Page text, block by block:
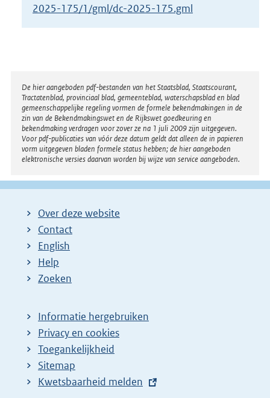
2025-175/1/gml/dc-2025-175.gml
Disclaimer
De hier aangeboden pdf-bestanden van het Staatsblad, Staatscourant,
Tractatenblad, provinciaal blad, gemeenteblad, waterschapsblad en blad
gemeenschappelijke regeling vormen de formele bekendmakingen in de
zin van de Bekendmakingswet en de Rijkswet goedkeuring en
bekendmaking verdragen voor zover ze na 1 juli 2009 zijn uitgegeven.
Voor pdf-publicaties van vóór deze datum geldt dat alleen de in papieren
vorm uitgegeven bladen formele status hebben; de hier aangeboden
elektronische versies daarvan worden bij wijze van service aangeboden.
Over deze website
Contact
English
Help
Zoeken
Informatie hergebruiken
Privacy en cookies
Toegankelijkheid
Sitemap
E
Kwetsbaarheid melden